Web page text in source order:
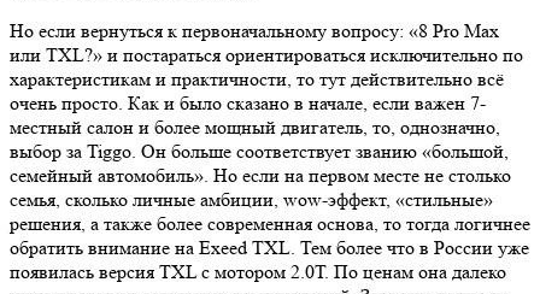
Но если вернуться к первоначальному вопросу: «8 Pro Max
или TXL?» и постараться ориентироваться исключительно по
характеристикам и практичности, то тут действительно всё
очень просто. Как и было сказано в начале, если важен 7-
местный салон и более мощный двигатель, то, однозначно,
выбор за Tiggo. Он больше соответствует званию «большой,
семейный автомобиль». Но если на первом месте не столько
семья, сколько личные амбиции, wow-эффект, «стильные»
решения, а также более современная основа, то тогда логичнее
обратить внимание на Exeed TXL. Тем более что в России уже
появилась версия TXL с мотором 2.0Т. По ценам она далеко